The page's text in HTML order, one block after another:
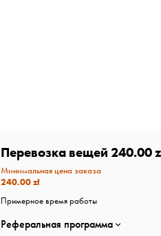
Перевозка вещей240.00
Минимальная цена заказа
240.00 zł
Примерное время работы
Реферальная программа